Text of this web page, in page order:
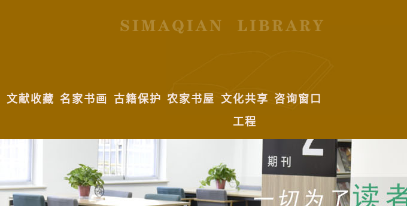
文献收藏 名家书画 古籍保护 农家书屋 文化共享
工程
咨询窗口